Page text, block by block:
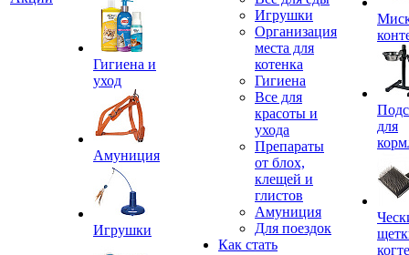
Гигиена и
уход
Амуниция
Игрушки
Игрушки
Организация
места для
котенка
Гигиена
Все для
красоты и
ухода
Препараты
от блох,
клещей и
глистов
Амуниция
Для поездок
Как стать
для